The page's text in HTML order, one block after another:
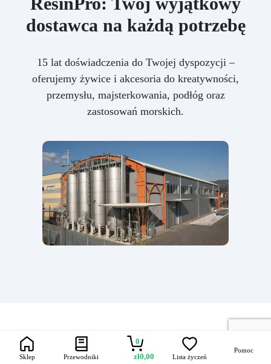
dostawca na każdą potrzebę
15 lat doświadczenia do Twojej dyspozycji –
oferujemy żywice i akcesoria do kreatywności,
przemysłu, majsterkowania, podłóg oraz
zastosowań morskich.
Sklep Przewodniki
0
zł0,00 Lista życzeń
Pomoc